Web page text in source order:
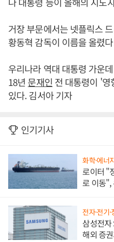
거장 부문에서는 넷플릭스
황동혁 감독이 이름을 올렸
우리나라 역대 대통령 가운
18년 문재인 전 대통령이 '
있다. 김서아 기자
인기기사
화학·에너
로이터 "
로 이동",
전자·전기
삼성전자
해외 증